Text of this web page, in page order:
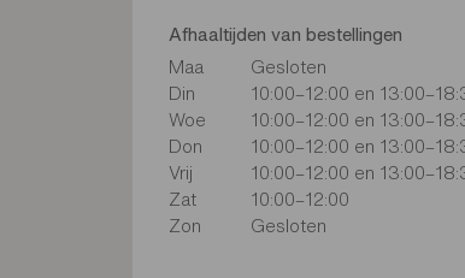
Afhaaltijden van bestellingen
Maa
Gesloten
Din
10:00–12:00 en
Woe
10:00–12:00 en
Don
10:00–12:00 en
Vrij
10:00–12:00 en
Zat
10:00–12:00
Zon
Gesloten